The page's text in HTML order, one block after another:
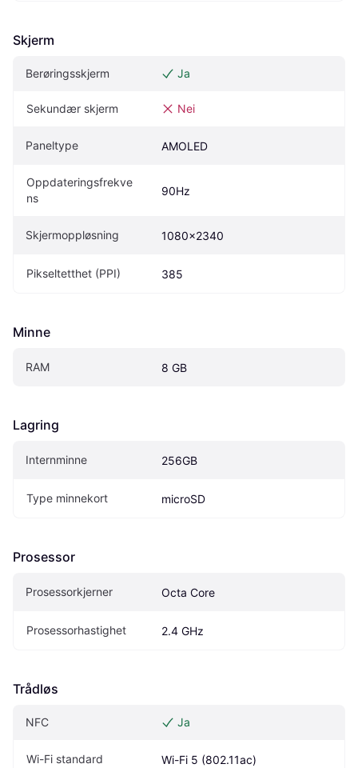
Skjerm
Berøringsskjerm Ja
Sekundær skjerm Nei
Paneltype AMOLED
Oppdateringsfrekve
ns
90Hz
Skjermoppløsning 1080x2340
Pikseltetthet (PPI) 385
Minne
RAM 8 GB
Lagring
Internminne 256GB
Type minnekort microSD
Prosessor
Prosessorkjerner Octa Core
Prosessorhastighet 2.4 GHz
Trådløs
NFC Ja
Wi-Fi standard Wi-Fi 5 (802.11ac)